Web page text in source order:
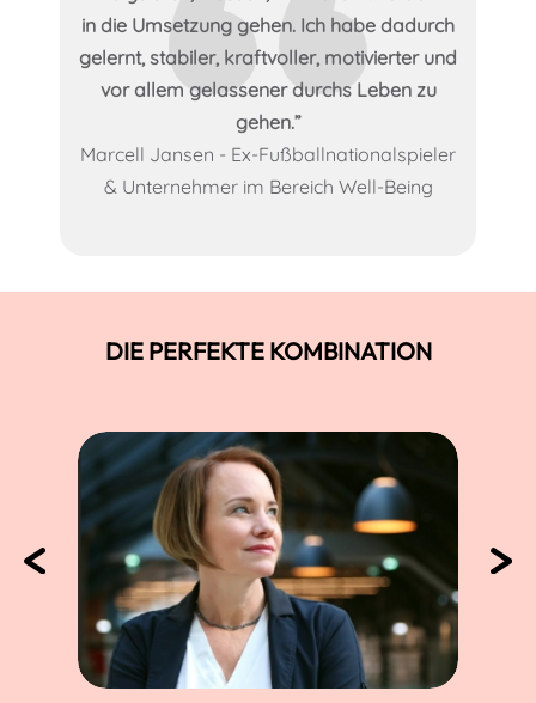
in die Umsetzung gehen. Ich habe dadurch
gelernt, stabiler, kraftvoller, motivierter und
vor allem gelassener durchs Leben zu
gehen.”
Marcell Jansen - Ex-Fußballnationalspieler
& Unternehmer im Bereich Well-Being
DIE PERFEKTE KOMBINATION
Pr
N